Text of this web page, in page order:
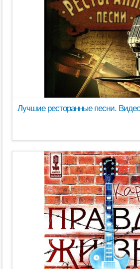
Лучшие ресторанные песни.